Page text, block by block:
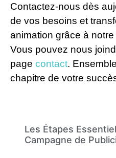
Contactez-nous dès
de vos besoins et
animation grâce à notre
Vous pouvez nous
page contact.
chapitre de votre
Les Étapes
Campagne de